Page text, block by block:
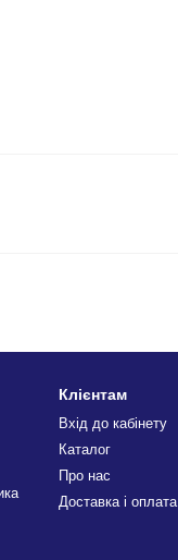
Клієнтам
Вхід до кабінету
Каталог
Про нас
Доставка і оплата